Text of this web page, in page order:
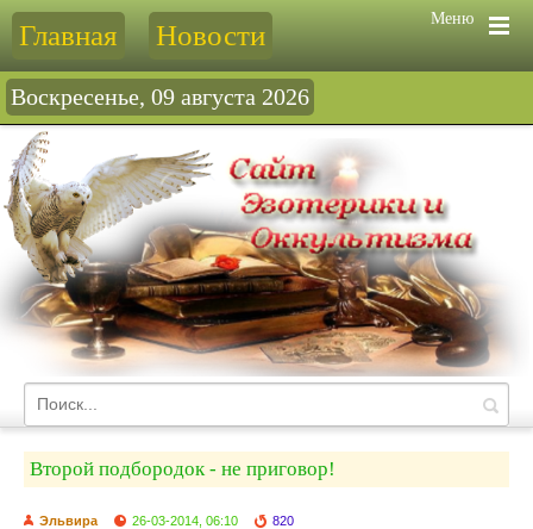
Меню
Главная Новости
Воскресенье, 09 августа 2026
Второй подбородок - не приговор!
Эльвира 26-03-2014, 06:10 820